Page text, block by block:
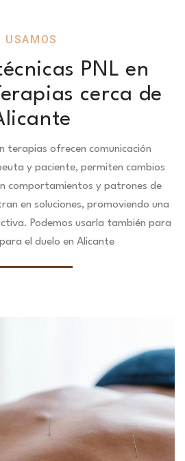
USAMOS
PNL en
cerca de
terapias ofrecen comunicación
y paciente, permiten cambios
comportamientos y patrones de
en soluciones, promoviendo una
Podemos usarla también para
el duelo en Alicante